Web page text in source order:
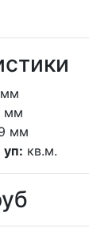
мм
мм
кв.м.